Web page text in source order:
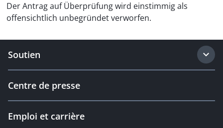
Der Antrag auf Überprüfung wird einstimmig als
offensichtlich unbegründet verworfen.
Soutien
Centre de presse
Emploi et carrière